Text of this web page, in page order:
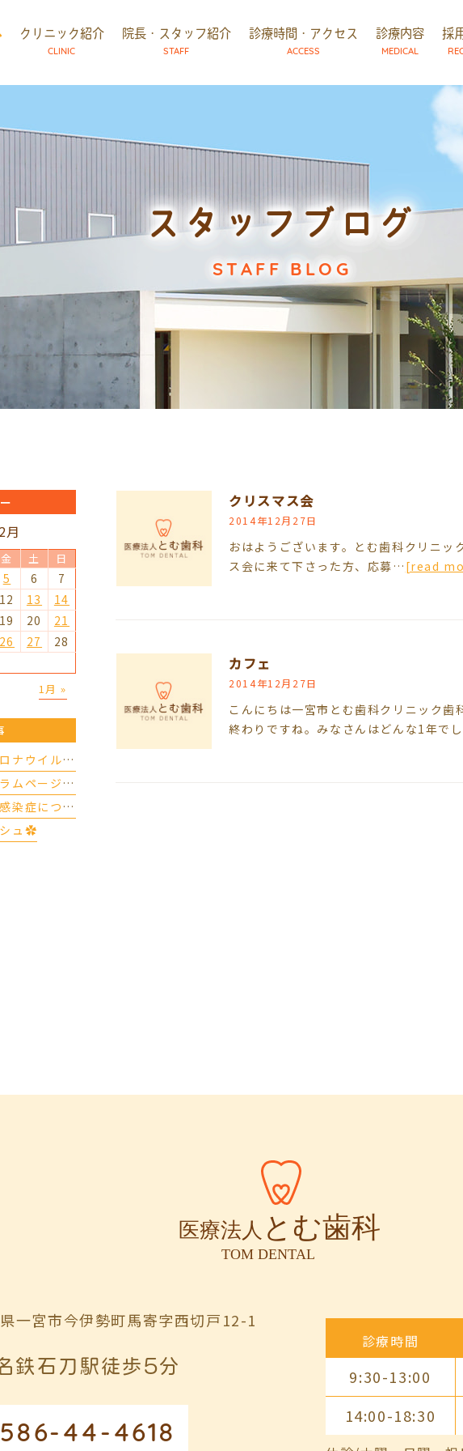
クリニック紹介
CLINIC
院長・スタッフ紹介
STAFF
診療時間・アクセス
ACCESS
診療内容
MEDICAL
採
スタッフブログ
STAFF BLOG
クリスマス会
2014年12月27日
おはようございます。とむ歯科クリニ
ス会に来て下さった方、応募… [read
カフェ
2014年12月27日
こんにちは一宮市とむ歯科クリニック
終わりですね。みなさんはどんな1年で
月
金 土 日
1月 »
5 6
7
12 13
14
19 20
21
26 27
28
とむ歯科での新型コロナウイルスの対応について（4/17更新）
とむ歯科インスタグラムページができました
新型コロナウイルス感染症について
ュ✿
一宮市今伊勢町馬寄字西切戸12-1
鉄石刀駅徒歩5分
44-4618
診療時間
9:30-13:00
14:00-18:30